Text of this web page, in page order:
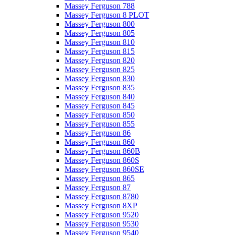
Massey Ferguson 788
Massey Ferguson 8 PLOT
Massey Ferguson 800
Massey Ferguson 805
Massey Ferguson 810
Massey Ferguson 815
Massey Ferguson 820
Massey Ferguson 825
Massey Ferguson 830
Massey Ferguson 835
Massey Ferguson 840
Massey Ferguson 845
Massey Ferguson 850
Massey Ferguson 855
Massey Ferguson 86
Massey Ferguson 860
Massey Ferguson 860B
Massey Ferguson 860S
Massey Ferguson 860SE
Massey Ferguson 865
Massey Ferguson 87
Massey Ferguson 8780
Massey Ferguson 8XP
Massey Ferguson 9520
Massey Ferguson 9530
Massey Ferguson 9540